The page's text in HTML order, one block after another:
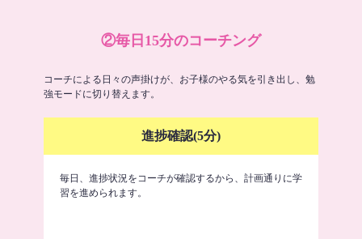
②毎日15分のコーチング
コーチによる日々の声掛けが、お子様のやる気を引き出し、勉
強モードに切り替えます。
進捗確認(5分)
毎日、進捗状況をコーチが確認するから、計画通りに学
習を進められます。